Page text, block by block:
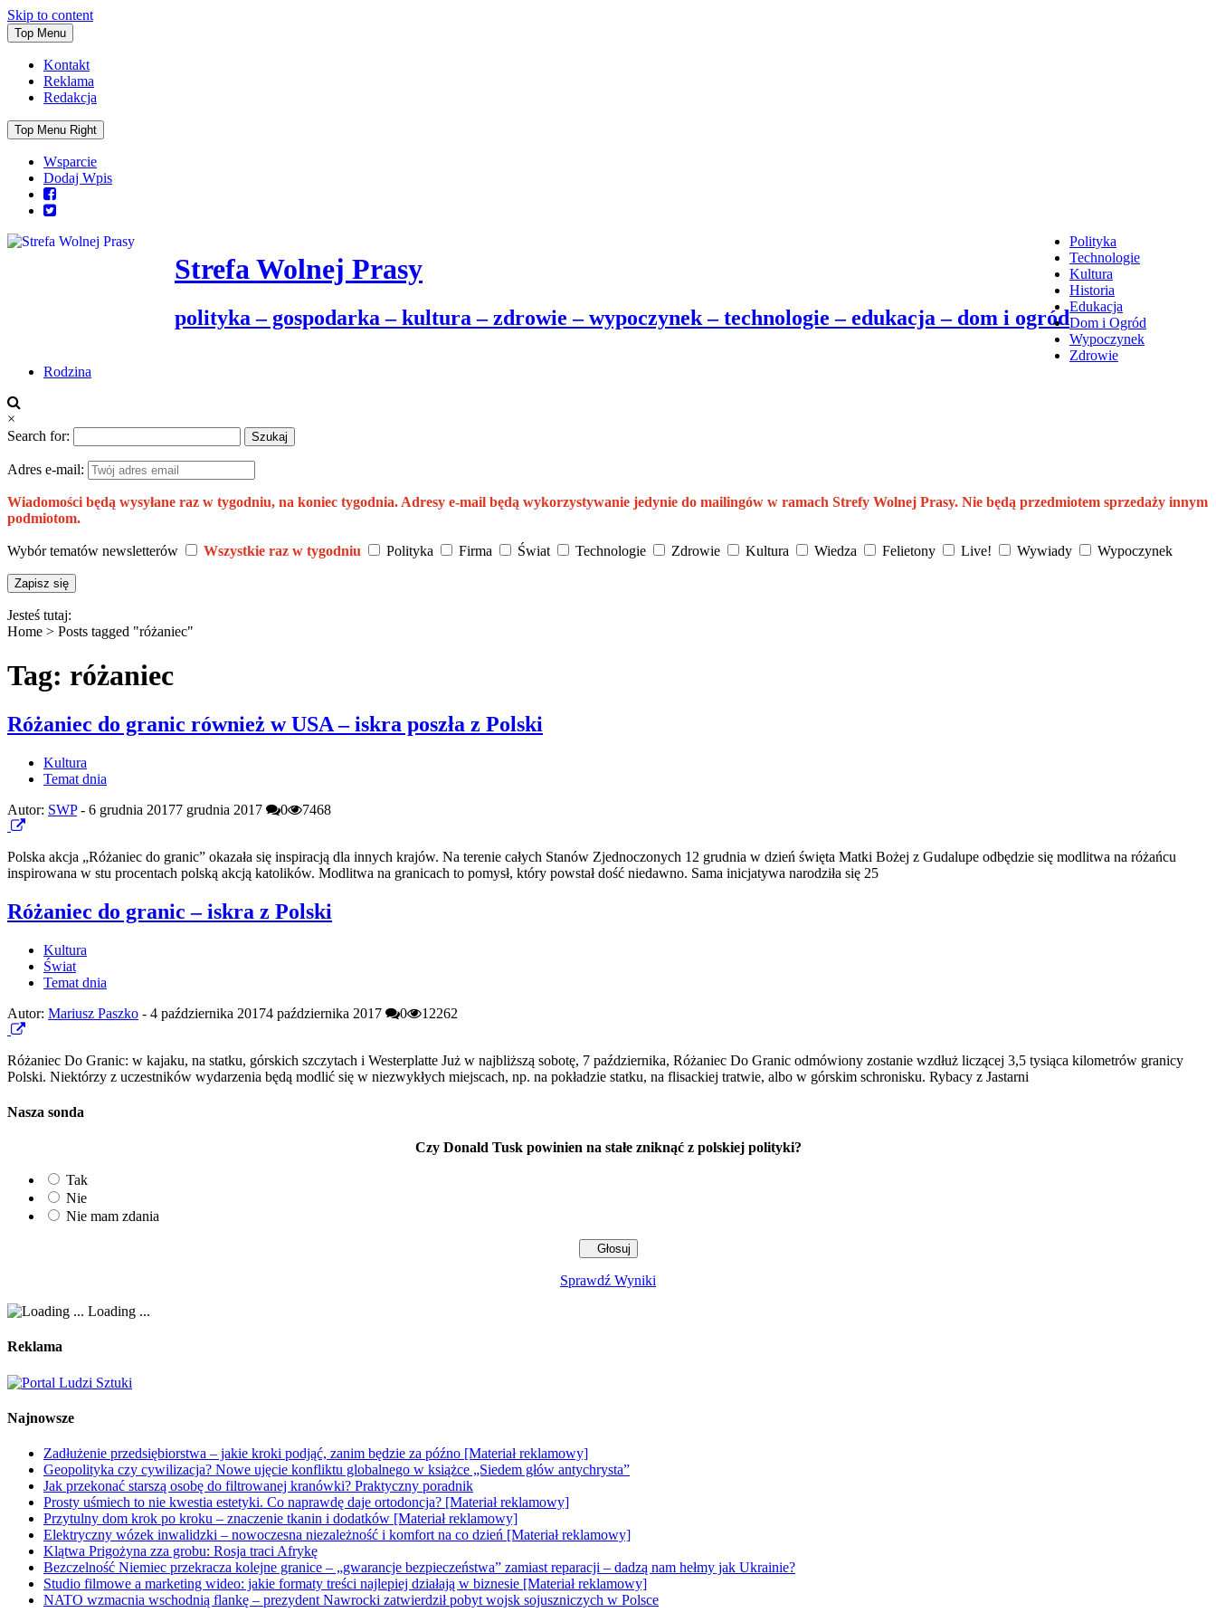
Skip to content
Top Menu
Kontakt
Reklama
Redakcja
Top Menu Right
Wsparcie
Dodaj Wpis
Strefa Wolnej Prasy
polityka – gospodarka – kultura – zdrowie – wypoczynek – technologie – edukacja – dom i ogród
Polityka
Technologie
Kultura
Historia
Edukacja
Dom i Ogród
Wypoczynek
Zdrowie
Rodzina
×
Search for:
Adres e-mail:
Wiadomości będą wysyłane raz w tygodniu, na koniec tygodnia. Adresy e-mail będą wykorzystywanie jedynie do mailingów w ramach Strefy Wolnej Prasy. Nie będą przedmiotem sprzedaży innym
podmiotom.
Wybór tematów newsletterów Wszystkie raz w tygodniu Polityka Firma Świat Technologie Zdrowie Kultura Wiedza Felietony Live! Wywiady Wypoczynek
Jesteś tutaj:
Home > Posts tagged "różaniec"
Tag: różaniec
Różaniec do granic również w USA – iskra poszła z Polski
Kultura
Temat dnia
Autor: SWP- 6 grudnia 20177 grudnia 2017 0 7468
Polska akcja „Różaniec do granic” okazała się inspiracją dla innych krajów. Na terenie całych Stanów Zjednoczonych 12 grudnia w dzień święta Matki Bożej z Gudalupe odbędzie się modlitwa na różańcu
inspirowana w stu procentach polską akcją katolików. Modlitwa na granicach to pomysł, który powstał dość niedawno. Sama inicjatywa narodziła się 25
Różaniec do granic – iskra z Polski
Kultura
Świat
Temat dnia
Autor: Mariusz Paszko - 4 października 20174 października 2017 0 12262
Różaniec Do Granic: w kajaku, na statku, górskich szczytach i Westerplatte Już w najbliższą sobotę, 7 października, Różaniec Do Granic odmówiony zostanie wzdłuż liczącej 3,5 tysiąca kilometrów granicy
Polski. Niektórzy z uczestników wydarzenia będą modlić się w niezwykłych miejscach, np. na pokładzie statku, na flisackiej tratwie, albo w górskim schronisku. Rybacy z Jastarni
Nasza sonda
Czy Donald Tusk powinien na stałe zniknąć z polskiej polityki?
Tak
Nie
Nie mam zdania
Sprawdź Wyniki
Loading ...
Reklama
Najnowsze
Zadłużenie przedsiębiorstwa – jakie kroki podjąć, zanim będzie za późno [Materiał reklamowy]
Geopolityka czy cywilizacja? Nowe ujęcie konfliktu globalnego w książce „Siedem głów antychrysta”
Jak przekonać starszą osobę do filtrowanej kranówki? Praktyczny poradnik
Prosty uśmiech to nie kwestia estetyki. Co naprawdę daje ortodoncja? [Materiał reklamowy]
Przytulny dom krok po kroku – znaczenie tkanin i dodatków [Materiał reklamowy]
Elektryczny wózek inwalidzki – nowoczesna niezależność i komfort na co dzień [Materiał reklamowy]
Klątwa Prigożyna zza grobu: Rosja traci Afrykę
Bezczelność Niemiec przekracza kolejne granice – „gwarancje bezpieczeństwa” zamiast reparacji – dadzą nam hełmy jak Ukrainie?
Studio filmowe a marketing wideo: jakie formaty treści najlepiej działają w biznesie [Materiał reklamowy]
NATO wzmacnia wschodnią flankę – prezydent Nawrocki zatwierdził pobyt wojsk sojuszniczych w Polsce